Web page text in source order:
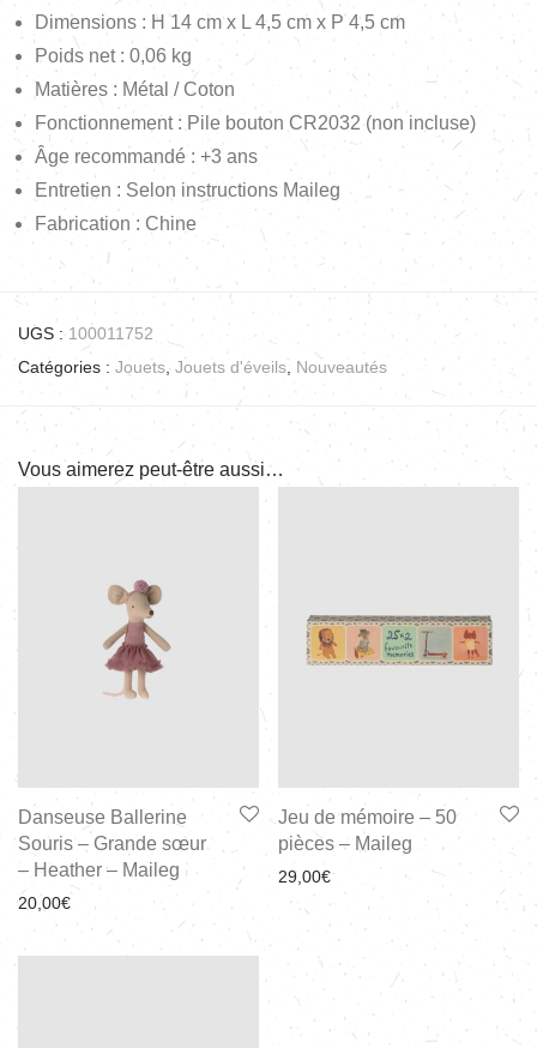
Dimensions : H 14 cm x L 4,5 cm x P 4,5 cm
Poids net : 0,06 kg
Matières : Métal / Coton
Fonctionnement : Pile bouton CR2032 (non incluse)
Âge recommandé : +3 ans
Entretien : Selon instructions Maileg
Fabrication : Chine
UGS : 100011752
Catégories : Jouets Jouets d'éveils Nouveautés
Vous aimerez peut-être aussi…
Danseuse Ballerine
Souris – Grande sœur
– Heather – Maileg
20,00€
Jeu de mémoire – 50
pièces – Maileg
29,00€